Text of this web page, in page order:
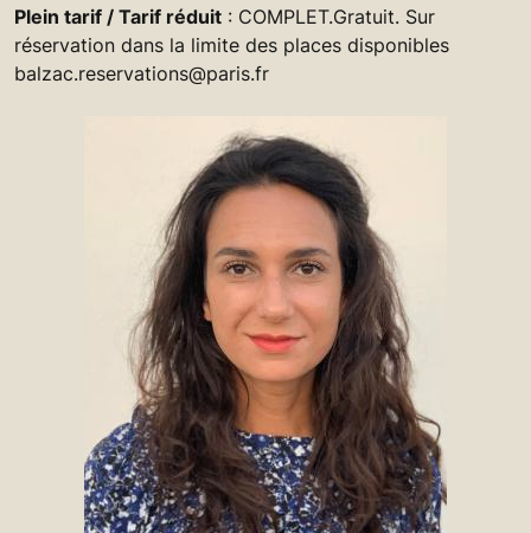
Plein tarif / Tarif réduit : COMPLET.Gratuit. Sur
réservation dans la limite des places disponibles
balzac.reservations@paris.fr